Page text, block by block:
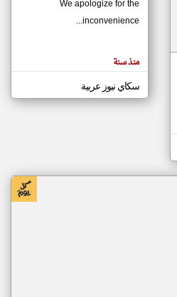
مصادر الأخبار من موريتانيا
اخبار موريتانيا على مدار الساعة
أهم اخبار موريتانيا العاجلة والمباشرة
We apologize for the
inconvenience...
منذ سنة
سكاي نيوز عربية
klyoum.com